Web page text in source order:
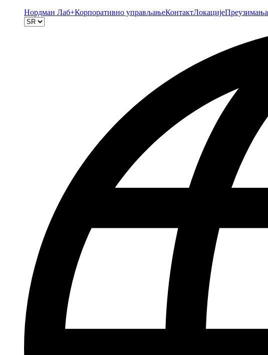
Нордман Лаб+Корпоративно управљањеКонтактЛокацијеПреузимања